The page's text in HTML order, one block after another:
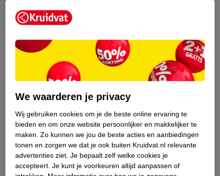
Kruidvat is een erkend specialist in
gezondheidsvraag ook is, stel hem aan
ons!
Stel je gezondheidsvraag
Ook in deze winkel
We waarderen je privacy
Wij gebruiken cookies om je de beste online ervaring te
bieden en om onze website persoonlijker en makkelijker te
maken. Zo kunnen we jou de beste acties en aanbiedingen
tonen en zorgen we dat je ook buiten Kruidvat.nl relevante
advertenties ziet. Je bepaalt zelf welke cookies je
accepteert. Je kunt je voorkeuren altijd aanpassen of